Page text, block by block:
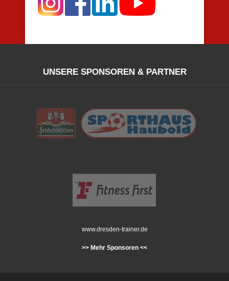
UNSERE SPONSOREN & PARTNER
www.dresden-trainer.de
>> Mehr Sponsoren <<